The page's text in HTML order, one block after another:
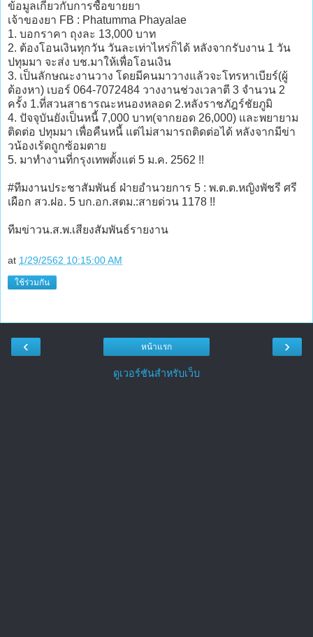
ข้อมูลเกี่ยวกับการซื้อขายยา
เจ้าของยา FB : Phatumma Phayalae
1. บอกราคา ถุงละ 13,000 บาท
2. ต้องโอนเงินทุกวัน วันละเท่าไหร่ก็ได้ หลังจากรับงาน 1 วัน
ปทุมมา จะส่ง บช.มาให้เพื่อโอนเงิน
3. เป็นลักษณะงานวาง โดยมีคนมาวางแล้วจะโทรหาเบียร์(ผู้
ต้องหา) เบอร์ 064-7072484 วางงานช่วงเวลาตี 3 จำนวน 2
ครั้ง 1.ที่สวนสาธารณะหนองหลอด 2.หลังราชภัฎร์ชัยภูมิ
4. ปัจจุบันยังเป็นหนี้ 7,000 บาท(จากยอด 26,000) และพยายาม
ติดต่อ ปทุมมา เพื่อคืนหนี้ แต่ไม่สามารถติดต่อได้ หลังจากมีข่า
วน้องเร้ดถูกซ้อมตาย
5. มาทำงานที่กรุงเทพตั้งแต่ 5 ม.ค. 2562 !!
#ทีมงานประชาสัมพันธ์ ฝ่ายอำนวยการ 5 : พ.ต.ต.หญิงพัชรี ศรี
เผือก สว.ฝอ. 5 บก.อก.สตม.:สายด่วน 1178 !!
ทีมข่าวน.ส.พ.เสียงสัมพันธ์รายงาน
at 1/29/2562 10:15:00 AM
ใช้ร่วมกัน
‹ ›
หน้าแรก
ดูเวอร์ชันสำหรับเว็บ